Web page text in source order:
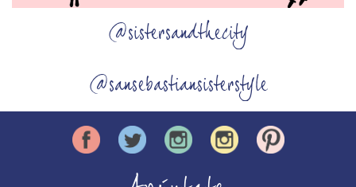
@sistersandthecity
@sansebastiansisterstyle